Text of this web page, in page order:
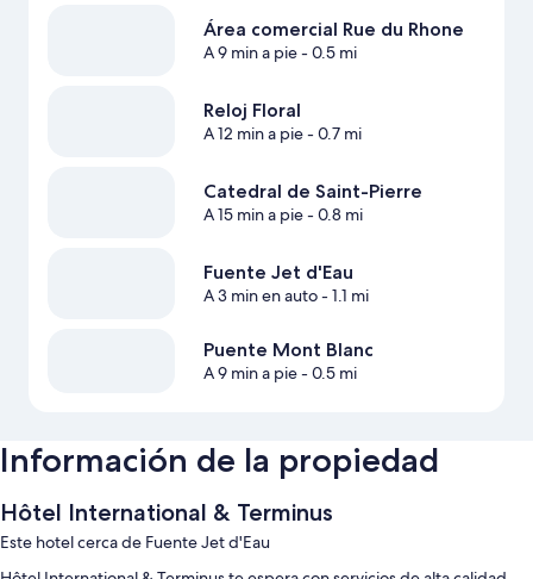
Área comercial Rue du Rhone
A 9 min a pie- 0.5 mi
Reloj Floral
A 12 min a pie- 0.7 mi
Catedral de Saint-Pierre
A 15 min a pie- 0.8 mi
Fuente Jet d'Eau
A 3 min en auto- 1.1 mi
Puente Mont Blanc
A 9 min a pie- 0.5 mi
Información de la propiedad
Hôtel International & Terminus
Este hotel cerca de Fuente Jet d'Eau